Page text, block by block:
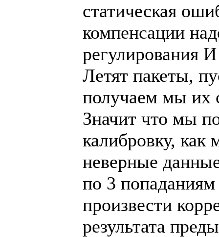
статическая
компенсации
регулирования
Летят пакеты,
получаем мы их
Значит что мы
калибровку,
неверные
по 3
произвести
результата